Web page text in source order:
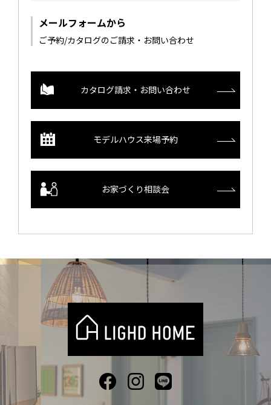
メールフォームから
ご予約/カタログのご請求・お問い合わせ
カタログ請求・お問い合わせ
モデルハウス来場予約
お家づくり相談会